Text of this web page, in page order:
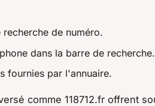
de numéro.
dans la barre de recherche.
fournies par l'annuaire.
comme 118712.fr offrent